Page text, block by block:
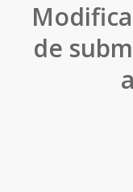
de